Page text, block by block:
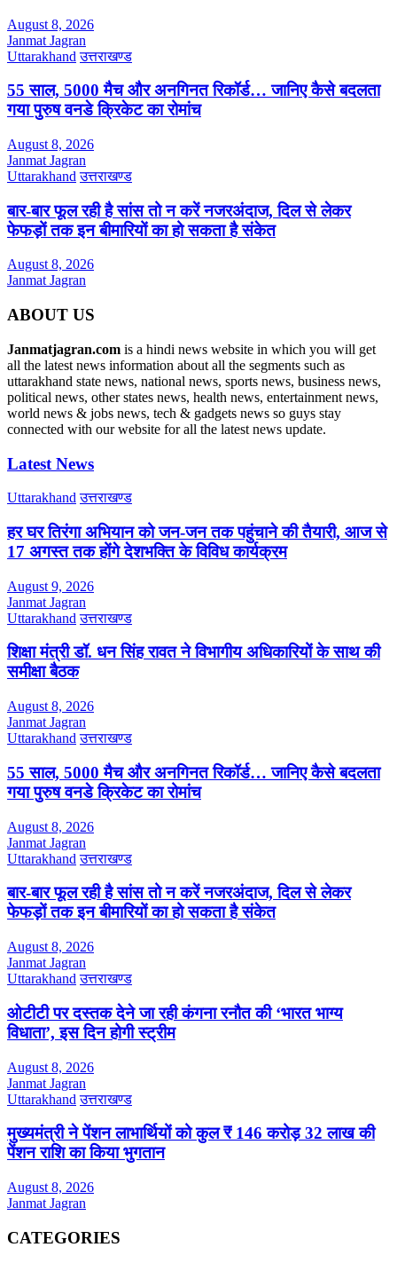
August 8, 2026
Janmat Jagran
Uttarakhand उत्तराखण्ड
55 साल, 5000 मैच और अनगिनत रिकॉर्ड… जानिए कैसे बदलता
गया पुरुष वनडे क्रिकेट का रोमांच
August 8, 2026
Janmat Jagran
Uttarakhand उत्तराखण्ड
बार-बार फूल रही है सांस तो न करें नजरअंदाज, दिल से लेकर
फेफड़ों तक इन बीमारियों का हो सकता है संकेत
August 8, 2026
Janmat Jagran
ABOUT US
Janmatjagran.com is a hindi news website in which you will get
all the latest news information about all the segments such as
uttarakhand state news, national news, sports news, business news,
political news, other states news, health news, entertainment news,
world news & jobs news, tech & gadgets news so guys stay
connected with our website for all the latest news update.
Latest News
Uttarakhand उत्तराखण्ड
हर घर तिरंगा अभियान को जन-जन तक पहुंचाने की तैयारी, आज से
17 अगस्त तक होंगे देशभक्ति के विविध कार्यक्रम
August 9, 2026
Janmat Jagran
Uttarakhand उत्तराखण्ड
शिक्षा मंत्री डॉ. धन सिंह रावत ने विभागीय अधिकारियों के साथ की
समीक्षा बैठक
August 8, 2026
Janmat Jagran
Uttarakhand उत्तराखण्ड
55 साल, 5000 मैच और अनगिनत रिकॉर्ड… जानिए कैसे बदलता
गया पुरुष वनडे क्रिकेट का रोमांच
August 8, 2026
Janmat Jagran
Uttarakhand उत्तराखण्ड
बार-बार फूल रही है सांस तो न करें नजरअंदाज, दिल से लेकर
फेफड़ों तक इन बीमारियों का हो सकता है संकेत
August 8, 2026
Janmat Jagran
Uttarakhand उत्तराखण्ड
ओटीटी पर दस्तक देने जा रही कंगना रनौत की ‘भारत भाग्य
विधाता’, इस दिन होगी स्ट्रीम
August 8, 2026
Janmat Jagran
Uttarakhand उत्तराखण्ड
मुख्यमंत्री ने पेंशन लाभार्थियों को कुल ₹ 146 करोड़ 32 लाख की
पेंशन राशि का किया भुगतान
August 8, 2026
Janmat Jagran
CATEGORIES